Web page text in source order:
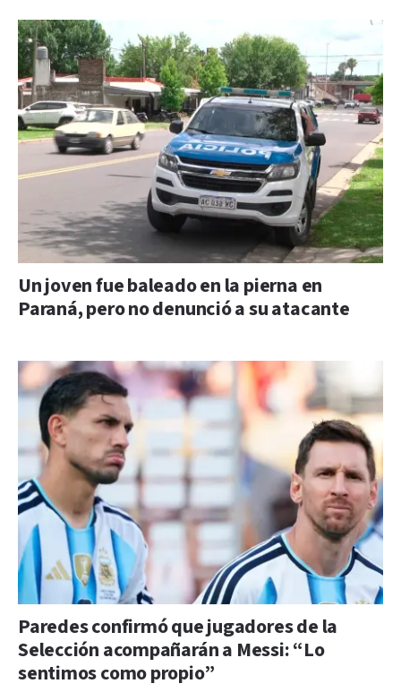
Un joven fue baleado en la pierna en
Paraná, pero no denunció a su atacante
Paredes confirmó que jugadores de la
Selección acompañarán a Messi: “Lo
sentimos como propio”